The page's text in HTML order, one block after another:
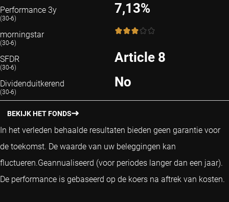
Performance 3y
(30-6)
7,13%
morningstar
(30-6)
3 / 5
SFDR
(30-6)
Article 8
Dividenduitkerend
(30-6)
No
BEKIJK HET FONDS
In het verleden behaalde resultaten bieden geen garantie voor
de toekomst. De waarde van uw beleggingen kan
fluctueren.Geannualiseerd (voor periodes langer dan een jaar).
De performance is gebaseerd op de koers na aftrek van kosten.